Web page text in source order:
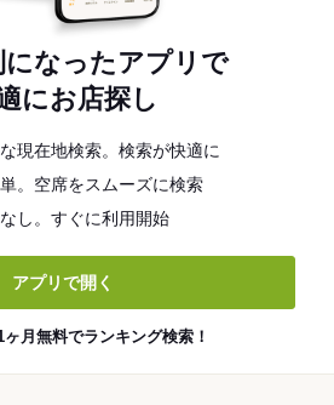
になったアプリで
にお店探し
現在地検索。検索が快適に
。空席をスムーズに検索
し。すぐに利用開始
アプリで開く
月無料でランキング検索！